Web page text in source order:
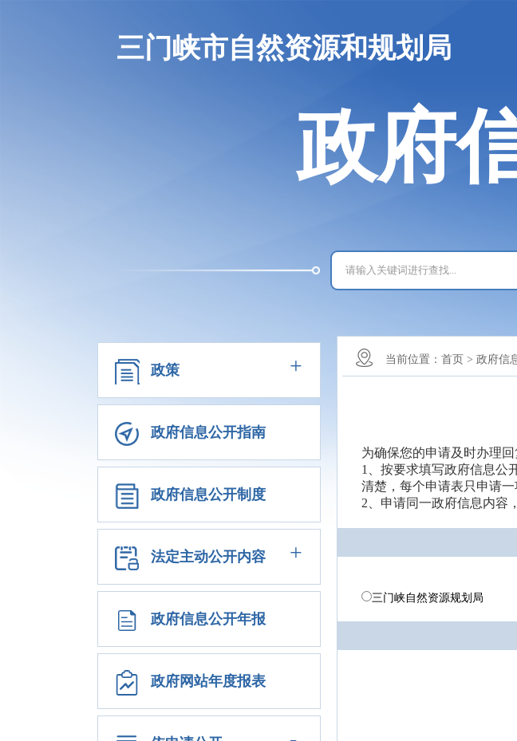
三门峡市自然资源和规划局
政府
政策 +
政府信息公开指南
政府信息公开制度
法定主动公开内容 +
政府信息公开年报
政府网站年度报表
当前位置： 首页 > 政府信
为确保您的申请及时办理
1、按要求填写政府信息公
清楚，每个申请表只申请一
2、申请同一政府信息内容
三门峡自然资源规划局